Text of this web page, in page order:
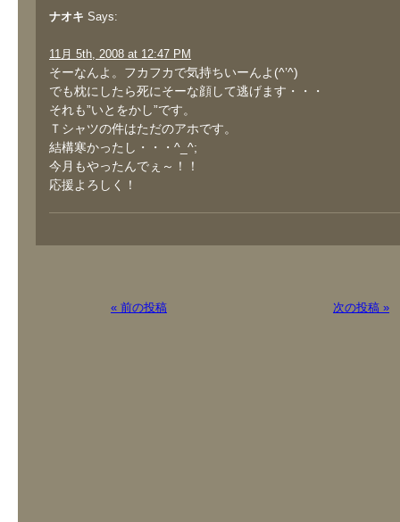
ナオキ Says:
11月 5th, 2008 at 12:47 PM
そーなんよ。フカフカで気持ちいーんよ(^’^)
でも枕にしたら死にそーな顔して逃げます・・・
それも”いとをかし”です。
Ｔシャツの件はただのアホです。
結構寒かったし・・・^_^;
今月もやったんでぇ～！！
応援よろしく！
« 前の投稿 次の投稿 »